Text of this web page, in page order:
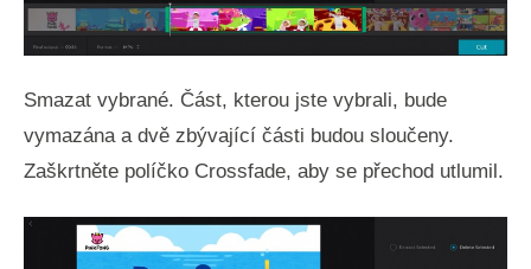
Smazat vybrané. Část, kterou jste vybrali, bude
vymazána a dvě zbývající části budou sloučeny.
Zaškrtněte políčko Crossfade, aby se přechod utlumil.